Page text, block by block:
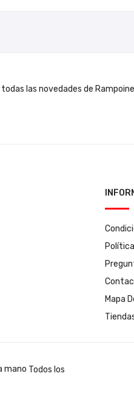
las novedades de
Mapa
Todos los